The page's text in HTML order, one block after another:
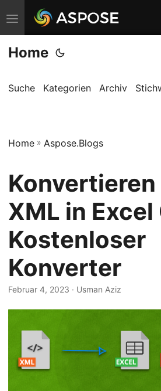
N
a
v
g
u
m
s
c
h
a
Home
Suche Kategorien Archiv
Home » Aspose.Blogs
Konvertieren
XML in
Kostenloser
Konverter
Februar 4, 2023 · Usman Aziz